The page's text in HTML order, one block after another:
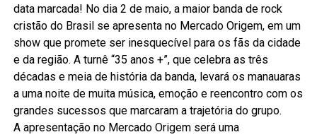
data marcada! No dia 2 de maio, a maior banda de rock
cristão do Brasil se apresenta no Mercado Origem, em um
show que promete ser inesquecível para os fãs da cidade
e da região. A turnê “35 anos +”, que celebra as três
décadas e meia de história da banda, levará os manauaras
a uma noite de muita música, emoção e reencontro com os
grandes sucessos que marcaram a trajetória do grupo.
A apresentação no Mercado Origem será uma